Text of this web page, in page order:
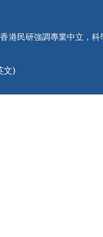
民研強調專業中立，科
文)